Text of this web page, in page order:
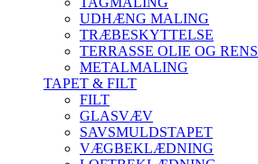
UDHÆNG MALING
TRÆBESKYTTELSE
TERRASSE OLIE OG RENS
METALMALING
TAPET & FILT
FILT
GLASVÆV
SAVSMULDSTAPET
VÆGBEKLÆDNING